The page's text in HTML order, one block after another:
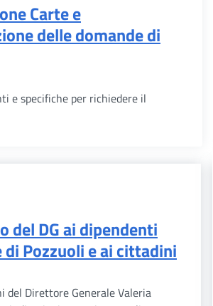
Carte e
delle domande di
e specifiche per richiedere il
del DG ai dipendenti
di Pozzuoli e ai cittadini
del Direttore Generale Valeria